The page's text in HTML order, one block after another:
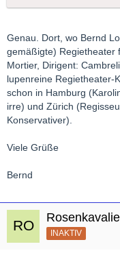
Genau. Dort, wo Bernd
gemäßigte) Regietheater
Mortier, Dirigent:
lupenreine Regietheater-
schon in Hamburg
irre) und Zürich
Konservativer).
Viele Grüße
Bernd
INAKTIV